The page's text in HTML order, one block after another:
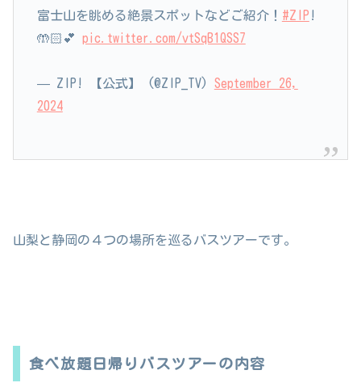
富士山を眺める絶景スポットなどご紹介！ #ZIP !
🤲🏻💕 pic.twitter.com/vtSqB1QSS7
— ZIP! 【公式】 (@ZIP_TV) September 26,
2024
山梨と静岡の４つの場所を巡るバスツアーです。
食べ放題日帰りバスツアーの内容